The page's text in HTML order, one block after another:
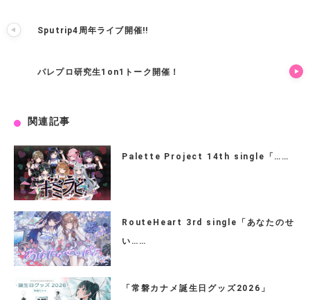
Sputrip4周年ライブ開催!!
パレプロ研究生1on1トーク開催！
関連記事
Palette Project 14th single「……
RouteHeart 3rd single「あなたのせ
い……
「常磐カナメ誕生日グッズ2026」